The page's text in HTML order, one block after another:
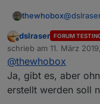
thewhobox@
erweitern.
@
Offline
dslraser FORUM
schrieb am 11. März
zuletzt editiert von
@thewhobox
Ja, gibt es, aber
erstellt werden soll